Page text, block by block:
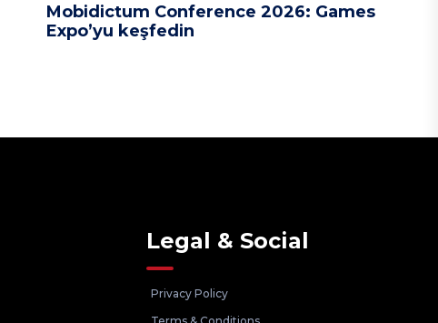
Mobidictum Conference 2026: Games
Expo’yu keşfedin
Legal & Social
Privacy Policy